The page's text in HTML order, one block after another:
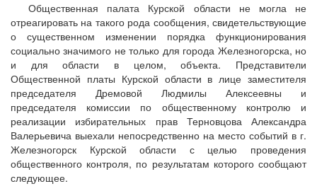
Общественная палата Курской области не могла не
отреагировать на такого рода сообщения, свидетельствующие
о существенном изменении порядка функционирования
социально значимого не только для города Железногорска, но
и для области в целом, объекта. Представители
Общественной платы Курской области в лице заместителя
председателя Дремовой Людмилы Алексеевны и
председателя комиссии по общественному контролю и
реализации избирательных прав Терновцова Александра
Валерьевича выехали непосредственно на место событий в г.
Железногорск Курской области с целью проведения
общественного контроля, по результатам которого сообщают
следующее.